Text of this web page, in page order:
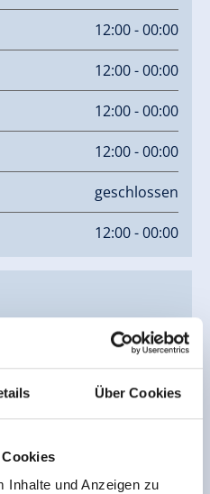
Über Cookies
Inhalte und Anzeigen zu
12:00 - 00:00
12:00 - 00:00
12:00 - 00:00
12:00 - 00:00
geschlossen
12:00 - 00:00